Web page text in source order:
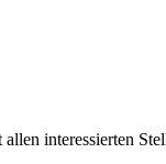
interessierten